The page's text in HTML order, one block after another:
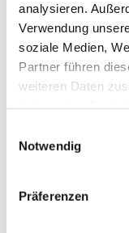
analysieren.
Verwendung
soziale Medien,
Partner führen
weiteren Daten
Notwendig
Präferenzen